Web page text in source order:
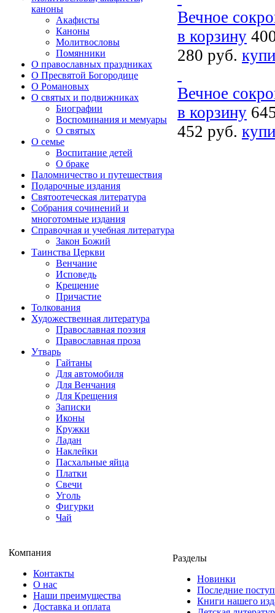
каноны
Акафисты
Каноны
Молитвословы
Помянники
О православных праздниках
О Пресвятой Богородице
О Романовых
О святых и подвижниках
Биографии
Воспоминания и мемуары
О святых
О семье
Воспитание детей
О браке
Паломничество и путешествия
Подарочные издания
Святоотеческая литература
Собрания сочинений и
многотомные издания
Справочная и учебная литература
Закон Божий
Таинства Церкви
Венчание
Исповедь
Крещение
Причастие
Толкования
Художественная литература
Православная поэзия
Православная проза
Утварь
Гайтаны
Для автомобиля
Для Венчания
Для Крещения
Записки
Иконы
Кружки
Ладан
Наклейки
Пасхальные яйца
Платки
Свечи
Уголь
Фигурки
Чай
Вечное
в корзину
280 руб.
Вечное
в корзину
452 руб.
Компания
Контакты
О нас
Наши преимущества
Доставка и оплата
Разделы
Новинки
Последние
Книги нашего